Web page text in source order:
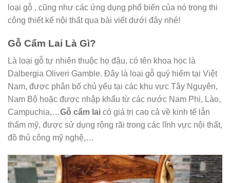
loại gỗ , cũng như các ứng dụng phổ biến của nó trong thi
công thiết kế nội thất qua bài viết dưới đây nhé!
Gỗ Cẩm Lai Là Gì?
Là loại gỗ tự nhiên thuộc họ đậu, có tên khoa học là
Dalbergia Oliveri Gamble. Đây là loại gỗ quý hiếm tại Việt
Nam, được phân bố chủ yếu tại các khu vực Tây Nguyên,
Nam Bộ hoặc được nhập khẩu từ các nước Nam Phi, Lào,
Campuchia,…Gỗ cẩm lai có giá trị cao cả về kinh tế lẫn
thẩm mỹ, được sử dụng rộng rãi trong các lĩnh vực nội thất,
đồ thủ công mỹ nghệ,…